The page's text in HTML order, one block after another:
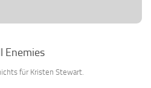
Enemies
für Kristen Stewart.